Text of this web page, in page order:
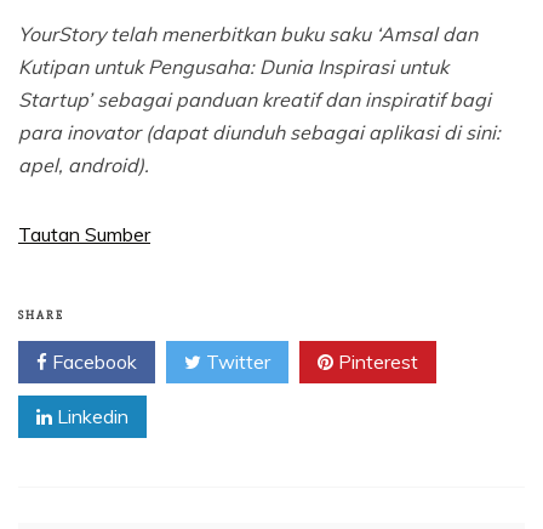
YourStory telah menerbitkan buku saku ‘Amsal dan
Kutipan untuk Pengusaha: Dunia Inspirasi untuk
Startup’ sebagai panduan kreatif dan inspiratif bagi
para inovator (dapat diunduh sebagai aplikasi di sini:
apel, android).
Tautan Sumber
SHARE
Facebook Twitter Pinterest
Linkedin